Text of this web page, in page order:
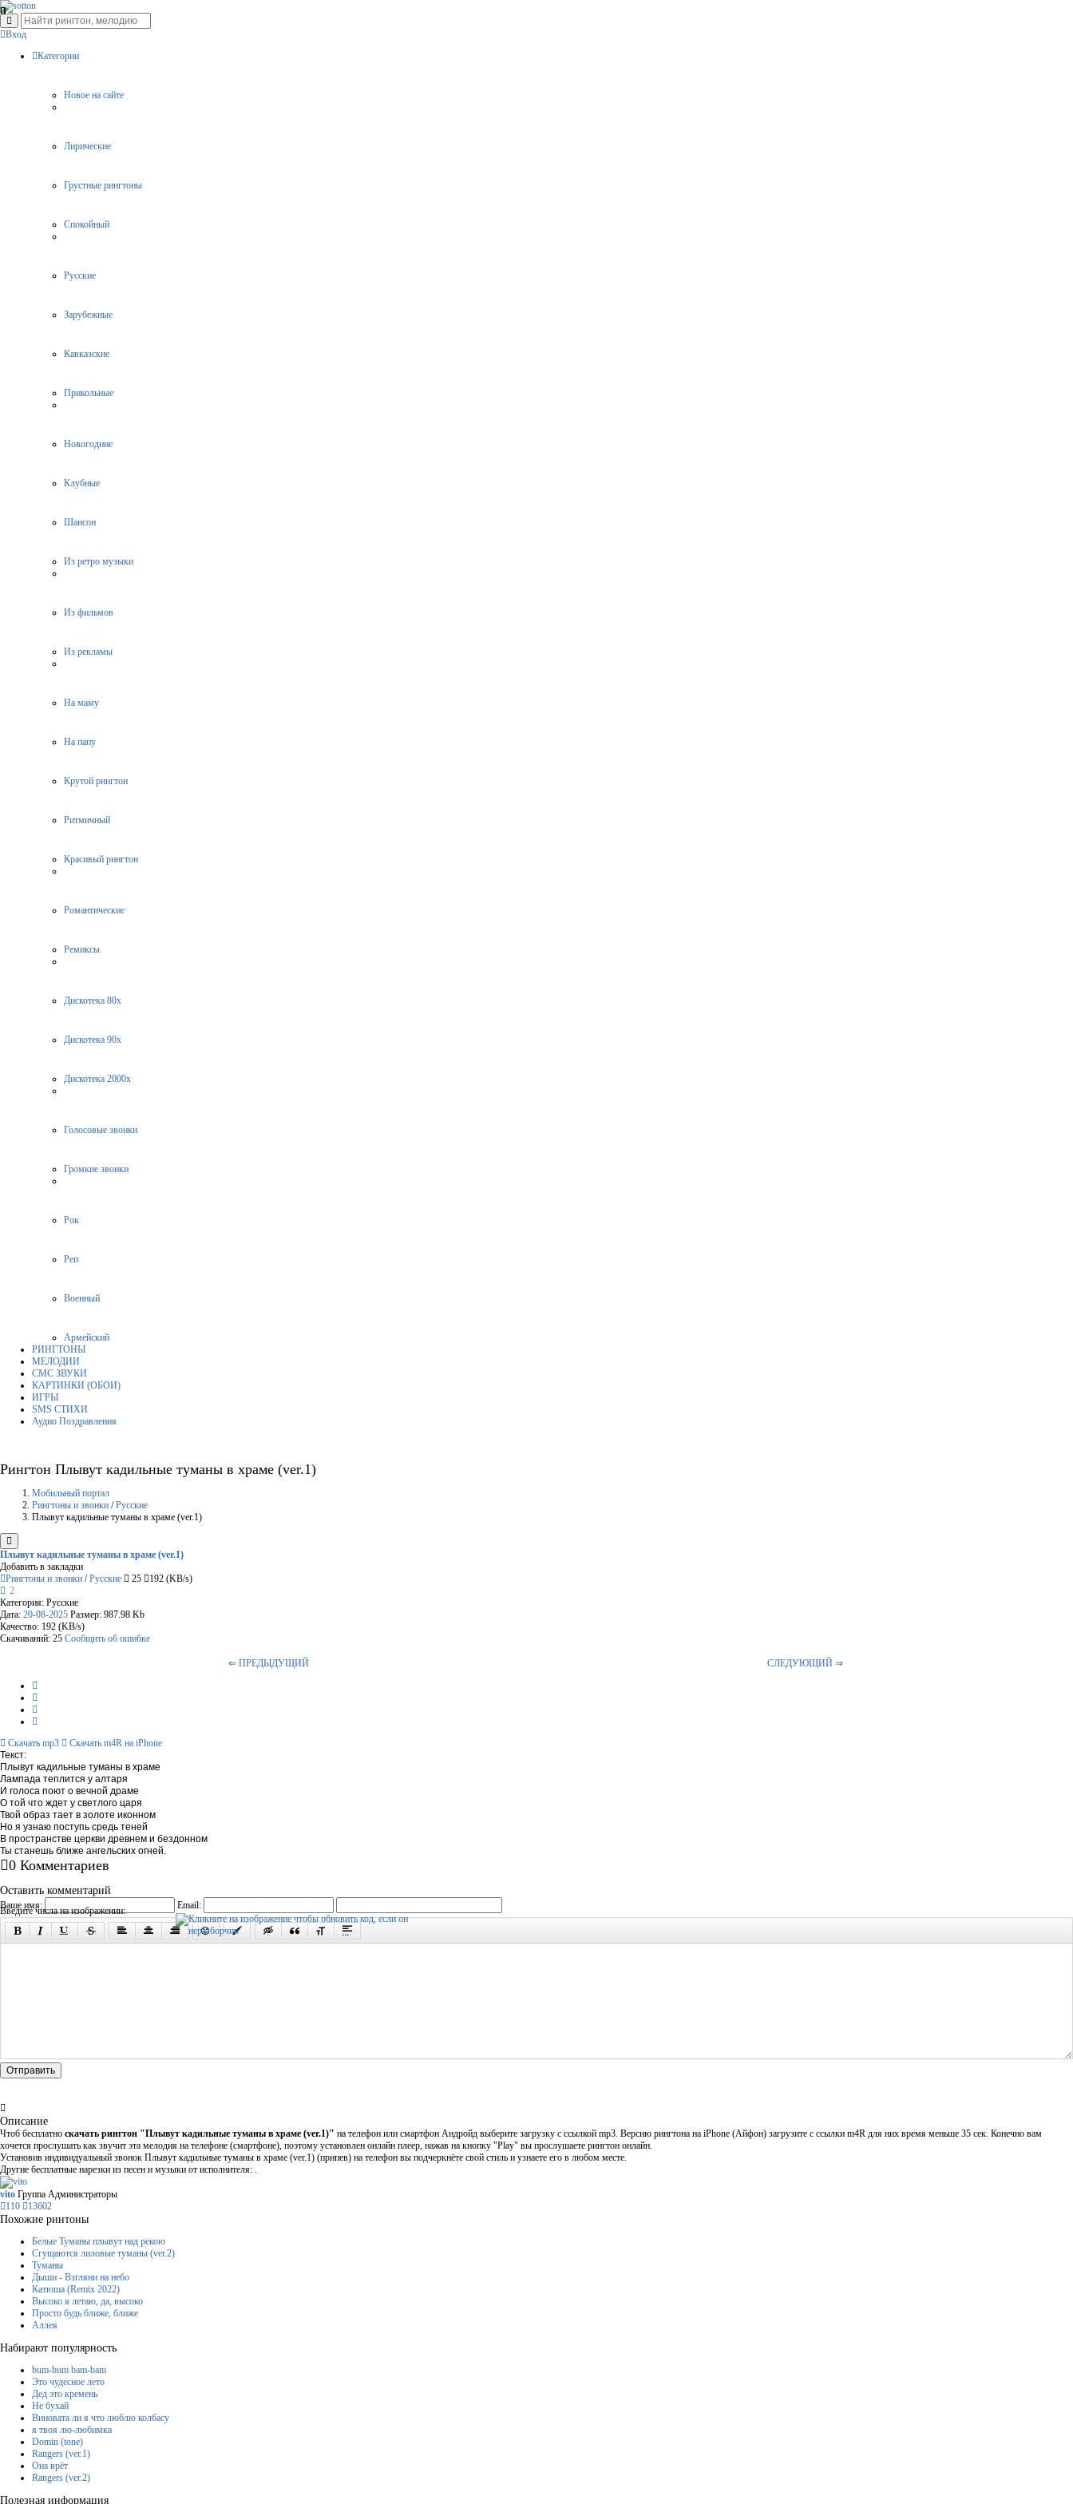
Вход
Категории
Новое на сайте
Лирические
Грустные рингтоны
Спокойный
Русские
Зарубежные
Кавказские
Прикольные
Новогодние
Клубные
Шансон
Из ретро музыки
Из фильмов
Из рекламы
На маму
На папу
Крутой рингтон
Ритмичный
Красивый рингтон
Романтические
Ремиксы
Дискотека 80х
Дискотека 90х
Дискотека 2000х
Голосовые звонки
Громкие звонки
Рок
Реп
Военный
Армейский
РИНГТОНЫ
МЕЛОДИИ
СМС ЗВУКИ
КАРТИНКИ (ОБОИ)
ИГРЫ
SMS СТИХИ
Аудио Поздравления
Рингтон Плывут кадильные туманы в храме (ver.1)
Мобильный портал
Рингтоны и звонки /Русские
Плывут кадильные туманы в храме (ver.1)
Плывут кадильные туманы в храме (ver.1)
Добавить в закладки
Рингтоны и звонки /Русские 25
192 (KB/s)
2
Категория: Русские
Дата: 20-08-2025 Размер: 987.98 Kb
Качество: 192 (KB/s)
Скачиваний: 25 Сообщить об ошибке
⇐ ПРЕДЫДУЩИЙ СЛЕДУЮЩИЙ ⇒
Скачать mp3
Скачать m4R на iPhone
Текст:
Плывут кадильные туманы в храме
Лампада теплится у алтаря
И голоса поют о вечной драме
О той что ждет у светлого царя
Твой образ тает в золоте иконном
Но я узнаю поступь средь теней
В пространстве церкви древнем и бездонном
Ты станешь ближе ангельских огней.
0 Комментариев
Оставить комментарий
Ваше имя: Email:
Введите числа на изображении:
Отправить
Описание
Чтоб бесплатно скачать рингтон "Плывут кадильные туманы в храме (ver.1)" на телефон или смартфон Андройд выберите загрузку с ссылкой mp3. Версию рингтона на iPhone (Айфон) загрузите с ссылки m4R для них время меньше 35 сек. Конечно вам
хочется прослушать как звучит эта мелодия на телефоне (смартфоне), поэтому установлен онлайн плеер, нажав на кнопку "Play" вы прослушаете рингтон онлайн.
Установив индивидуальный звонок Плывут кадильные туманы в храме (ver.1) (припев) на телефон вы подчеркнёте свой стиль и узнаете его в любом месте.
Другие бесплатные нарезки из песен и музыки от исполнителя: .
vito Группа Администраторы
110
13602
Похожие ринтоны
Белые Туманы плывут над рекою
Сгущаются лиловые туманы (ver.2)
Туманы
Дыши - Взгляни на небо
Катюша (Remix 2022)
Высоко я летаю, да, высоко
Просто будь ближе, ближе
Аллея
Набирают популярность
bum-bum bam-bam
Это чудесное лето
Дед это кремень
Не бухай
Виновата ли я что люблю колбасу
я твоя лю-любимка
Domin (tone)
Rangers (ver.1)
Она врёт
Rangers (ver.2)
Полезная информация